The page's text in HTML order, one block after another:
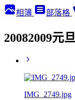
相簿 部落格
20082009元
IMG_2749.jpg